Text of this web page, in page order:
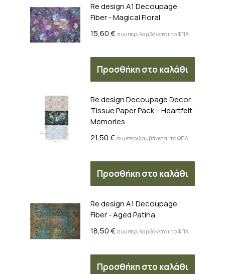
Re design A1 Decoupage
Fiber - Magical Floral
15,60€ συμπεριλαμβάνεται το ΦΠΑ
Προσθήκη στο καλάθι
Re design Decoupage Decor
Tissue Paper Pack – Heartfelt
Memories
21,50€ συμπεριλαμβάνεται το ΦΠΑ
Προσθήκη στο καλάθι
Re design A1 Decoupage
Fiber - Aged Patina
18,50€ συμπεριλαμβάνεται το ΦΠΑ
Προσθήκη στο καλάθι